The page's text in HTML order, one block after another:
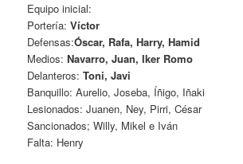
Equipo inicial:
Portería: Víctor
Defensas:Óscar, Rafa, Harry, Hamid
Medios: Navarro, Juan, Iker Romo
Delanteros: Toni, Javi
Banquillo: Aurelio, Joseba, Íñigo, Iñaki
Lesionados: Juanen, Ney, Pirri, César
Sancionados; Willy, Mikel e Iván
Falta: Henry